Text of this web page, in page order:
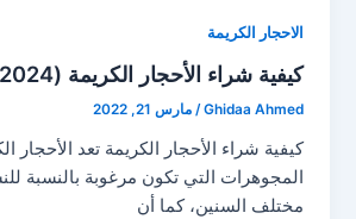
الاحجار الكريمة
كيفية شراء الأحجار الكريمة (2024)
Ghidaa Ahmed
/مارس 21, 2022
كيفية شراء الأحجار الكريمة تعد الأحجار
المجوهرات التي تكون مرغوبة بالنسبة
مختلف السنين، كما أن